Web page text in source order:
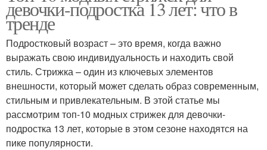
девочки-подростка 13 лет: что в
тренде
Подростковый возраст – это время, когда важно
выражать свою индивидуальность и находить свой
стиль. Стрижка – один из ключевых элементов
внешности, который может сделать образ современным,
стильным и привлекательным. В этой статье мы
рассмотрим топ-10 модных стрижек для девочки-
подростка 13 лет, которые в этом сезоне находятся на
пике популярности.